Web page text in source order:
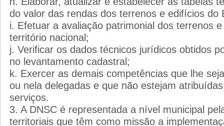
do valor das rendas dos terrenos e edifícios do
i. Efetuar a avaliação patrimonial dos terrenos
território nacional;
j. Verificar os dados técnicos jurídicos obtidos
no levantamento cadastral;
k. Exercer as demais competências que lhe
ou nela delegadas e que não estejam
serviços.
3. A DNSC é representada a nível municipal
territoriais que têm como missão a